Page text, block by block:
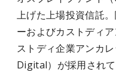
上げた上場投資信託
ーおよびカストディ
ストディ企業アンカ
Digital）が採用されて